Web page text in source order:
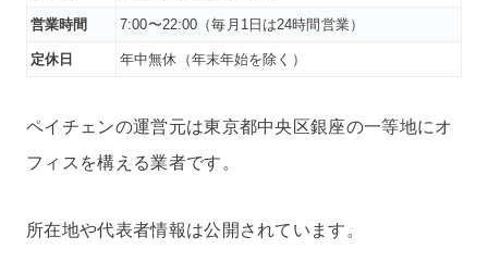
営業時間 7:00〜22:00（毎月1日は24時間営業）
定休日 年中無休（年末年始を除く）
ペイチェンの運営元は東京都中央区銀座の一等地にオ
フィスを構える業者です。
所在地や代表者情報は公開されています。